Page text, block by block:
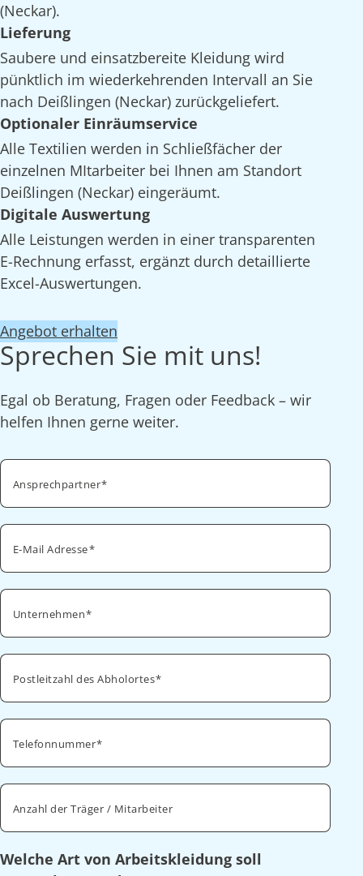
(Neckar).
Lieferung
Saubere und einsatzbereite Kleidung wird
pünktlich im wiederkehrenden Intervall an Sie
nach Deißlingen (Neckar) zurückgeliefert.
Optionaler Einräumservice
Alle Textilien werden in Schließfächer der
einzelnen MItarbeiter bei Ihnen am Standort
Deißlingen (Neckar) eingeräumt.
Digitale Auswertung
Alle Leistungen werden in einer transparenten
E-Rechnung erfasst, ergänzt durch detaillierte
Excel-Auswertungen.
Angebot erhalten
Sprechen Sie mit uns!
Egal ob Beratung, Fragen oder Feedback – wir
helfen Ihnen gerne weiter.
Ansprechpartner
E-Mail Adresse
Unternehmen
Postleitzahl des Abholortes
Telefonnummer
Anzahl der Träger / Mitarbeiter
Welche Art von Arbeitskleidung soll